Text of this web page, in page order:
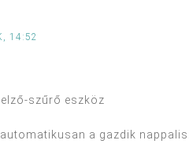
14:52
szűrő eszköz
a gazdik